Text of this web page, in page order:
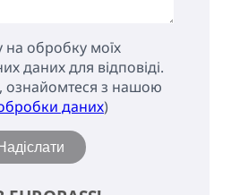
на обробку моїх
даних для відповіді.
ознайомтеся з нашою
даних)
Надіслати